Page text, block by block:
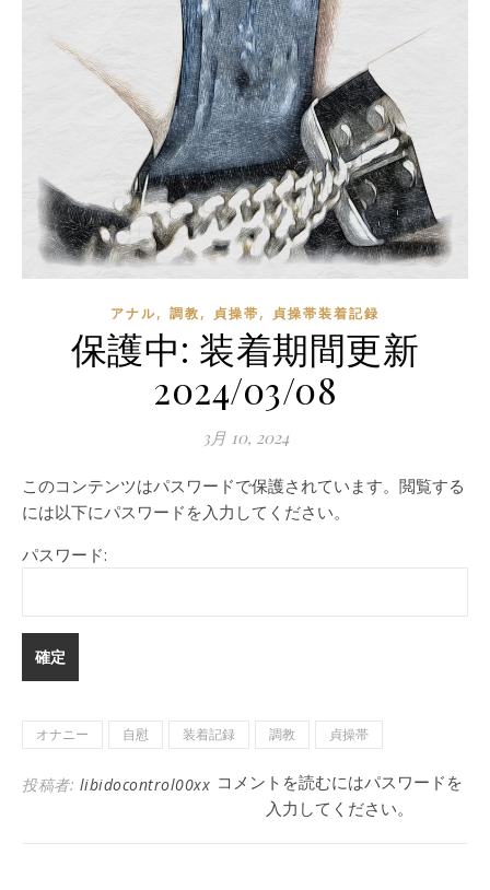
アナル, 調教, 貞操帯, 貞操帯装着記録
保護中: 装着期間更新
2024/03/08
3月 10, 2024
このコンテンツはパスワードで保護されています。閲覧する
には以下にパスワードを入力してください。
パスワード:
オナニー 自慰 装着記録 調教 貞操帯
投稿者: libidocontrol00xx コメントを読むにはパスワードを
入力してください。